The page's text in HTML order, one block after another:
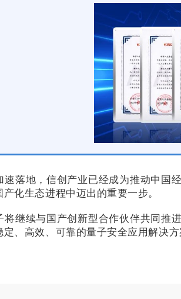
速落地，信创产业已经成为推动中国
化生态进程中迈出的重要一步。
将继续与国产创新型合作伙伴共同推
定、高效、可靠的量子安全应用解决